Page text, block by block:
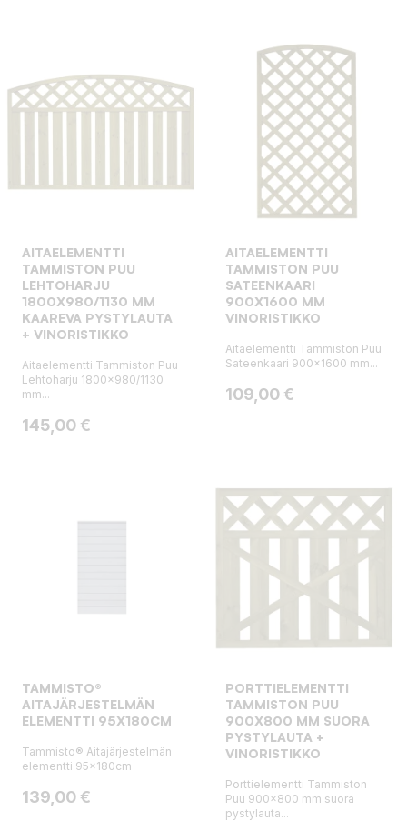
AITAELEMENTTI
TAMMISTON PUU
LEHTOHARJU
1800X980/1130 MM
KAAREVA PYSTYLAUTA
+ VINORISTIKKO
Aitaelementti Tammiston Puu
Lehtoharju 1800x980/1130
mm...
Hinta
145,00 €
AITAELEMENTTI
TAMMISTON PUU
SATEENKAARI
900X1600 MM
VINORISTIKKO
Aitaelementti Tammiston Puu
Sateenkaari 900x1600 mm...
Hinta
109,00 €
TAMMISTO®
AITAJÄRJESTELMÄN
ELEMENTTI 95X180CM
Tammisto® Aitajärjestelmän
elementti 95x180cm
Hinta
139,00 €
PORTTIELEMENTTI
TAMMISTON PUU
900X800 MM SUORA
PYSTYLAUTA +
VINORISTIKKO
Porttielementti Tammiston
Puu 900x800 mm suora
pystylauta...